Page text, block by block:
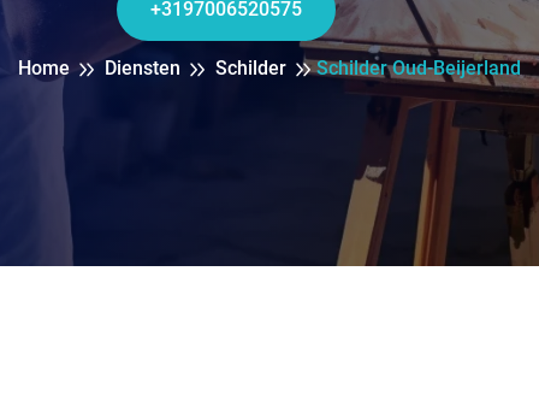
+3197006520575
Home Diensten Schilder Schilder Oud-Beijerland